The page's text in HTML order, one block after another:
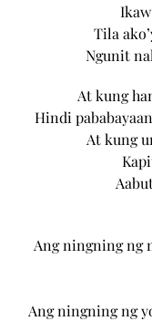
Tila
Ngunit
At kung
Hindi
At kung
Ang ningning ng
Ang ningning ng